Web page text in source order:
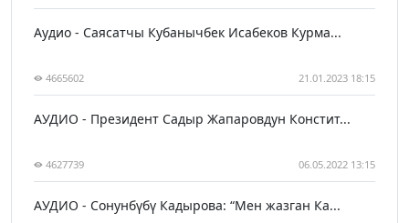
Аудио - Саясатчы Кубанычбек Исабеков Курма...
4665602 21.01.2023 18:15
АУДИО - Президент Садыр Жапаровдун Констит...
4627739 06.05.2022 13:15
АУДИО - Сонунбүбү Кадырова: “Мен жазган Ка...